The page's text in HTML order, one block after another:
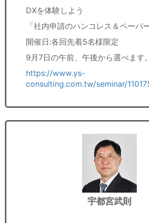
DXを体験しよう
「社内申請のハンコレス＆ペーパ
開催日:各回先着5名様限定
9月7日の午前、午後から選べます。
https://www.ys-
consulting.com.tw/seminar/
宇都宮武則